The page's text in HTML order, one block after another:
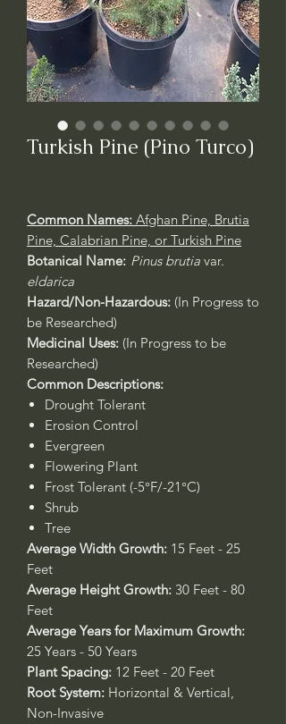
Turkish Pine (Pino Turco)
Common Names: Afghan Pine, Brutia
Pine, Calabrian Pine, or Turkish Pine
Botanical Name: Pinus brutia var.
eldarica
Hazard/Non-Hazardous: (In Progress to
be Researched)
Medicinal Uses: (In Progress to be
Researched)
Common Descriptions:
Drought Tolerant
Erosion Control
Evergreen
Flowering Plant
Frost Tolerant (-5°F/-21°C)
Shrub
Tree
Average Width Growth: 15 Feet - 25
Feet
Average Height Growth: 30 Feet - 80
Feet
Average Years for Maximum Growth:
25 Years - 50 Years
Plant Spacing: 12 Feet - 20 Feet
Root System: Horizontal & Vertical,
Non-Invasive